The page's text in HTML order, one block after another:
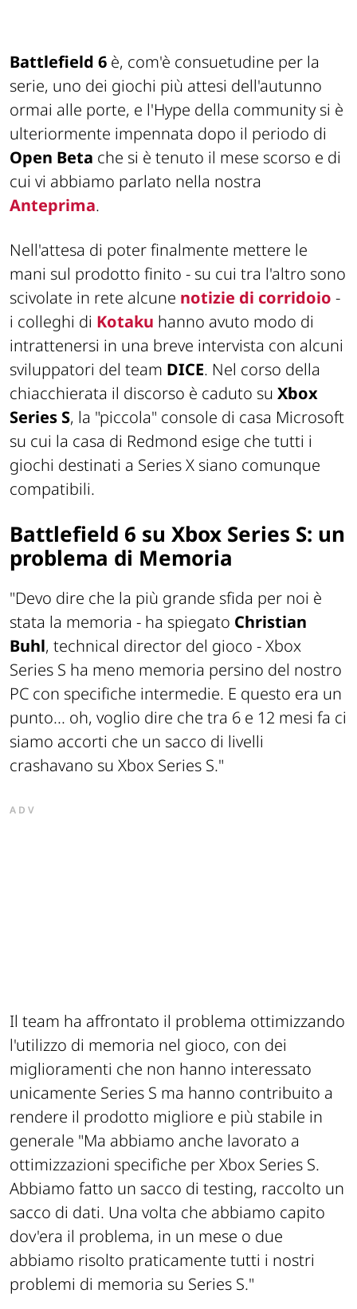
Battlefield 6 è, com'è consuetudine per la
serie, uno dei giochi più attesi dell'autunno
ormai alle porte, e l'Hype della community si è
ulteriormente impennata dopo il periodo di
Open Beta che si è tenuto il mese scorso e di
cui vi abbiamo parlato nella nostra
Anteprima.
Nell'attesa di poter finalmente mettere le
mani sul prodotto finito - su cui tra l'altro sono
scivolate in rete alcune notizie di corridoio -
i colleghi di Kotaku hanno avuto modo di
intrattenersi in una breve intervista con alcuni
sviluppatori del team DICE. Nel corso della
chiacchierata il discorso è caduto su Xbox
Series S, la "piccola" console di casa Microsoft
su cui la casa di Redmond esige che tutti i
giochi destinati a Series X siano comunque
compatibili.
Battlefield 6 su Xbox Series S: un
problema di Memoria
"Devo dire che la più grande sfida per noi è
stata la memoria - ha spiegato Christian
Buhl, technical director del gioco -Xbox
Series S ha meno memoria persino del nostro
PC con specifiche intermedie. E questo era un
punto... oh, voglio dire che tra 6 e 12 mesi fa ci
siamo accorti che un sacco di livelli
crashavano su Xbox Series S."
ADV
Il team ha affrontato il problema ottimizzando
l'utilizzo di memoria nel gioco, con dei
miglioramenti che non hanno interessato
unicamente Series S ma hanno contribuito a
rendere il prodotto migliore e più stabile in
generale "Ma abbiamo anche lavorato a
ottimizzazioni specifiche per Xbox Series S.
Abbiamo fatto un sacco di testing, raccolto un
sacco di dati. Una volta che abbiamo capito
dov'era il problema, in un mese o due
abbiamo risolto praticamente tutti i nostri
problemi di memoria su Series S."